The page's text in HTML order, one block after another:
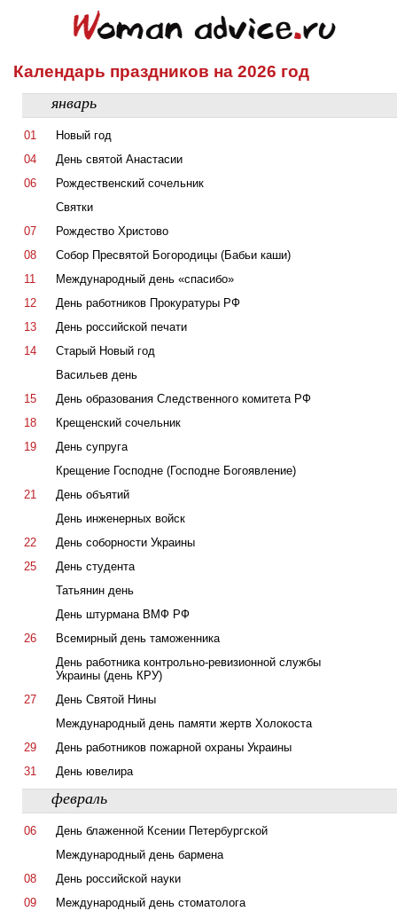
Календарь праздников на 2026 год
январь
01
Новый год
04
День святой Анастасии
06
Рождественский сочельник
Святки
07
Рождество Христово
08
Собор Пресвятой Богородицы (Бабьи каши)
11
Международный день «спасибо»
12
День работников Прокуратуры РФ
13
День российской печати
14
Старый Новый год
Васильев день
15
День образования Следственного комитета РФ
18
Крещенский сочельник
19
День супруга
Крещение Господне (Господне Богоявление)
21
День объятий
День инженерных войск
22
День соборности Украины
25
День студента
Татьянин день
День штурмана ВМФ РФ
26
Всемирный день таможенника
День работника контрольно-ревизионной службы
Украины (день КРУ)
27
День Святой Нины
Международный день памяти жертв Холокоста
29
День работников пожарной охраны Украины
31
День ювелира
февраль
06
День блаженной Ксении Петербургской
Международный день бармена
08
День российской науки
09
Международный день стоматолога